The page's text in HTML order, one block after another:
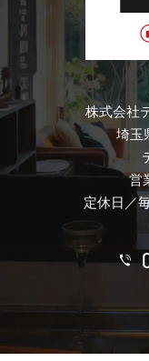
あります。また，ユ
ザーの個人情報を含
提携先（情報提供元
下，｢提携先｣といい
当社は，ユーザーに
ア，購入した商品，
索キーワード，利
じてご利用の場合の
設定情報なども含
情報，端末の個体
ユーザーが当社や提
覧する際に収集します
第３条（個人情報
当社が個人情報を収
（1）ユーザーに自
覧を行っていただく
株式会社
埼玉
営
定休日／